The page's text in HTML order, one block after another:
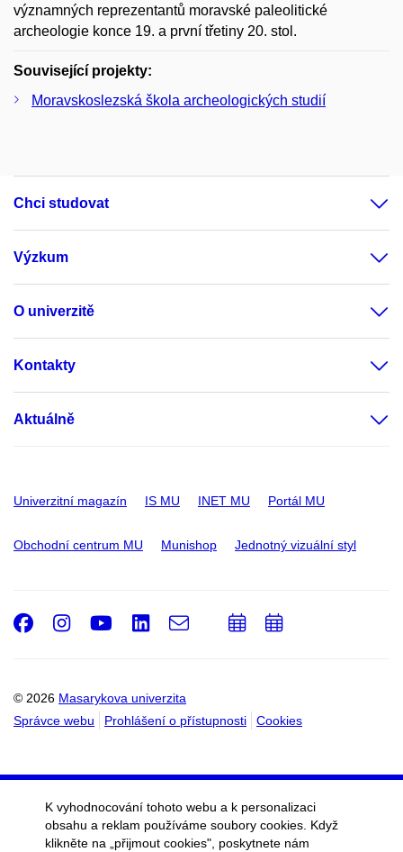
významných reprezentantů moravské paleolitické
archeologie konce 19. a první třetiny 20. stol.
Související projekty:
Moravskoslezská škola archeologických studií
Chci studovat
Výzkum
O univerzitě
Kontakty
Aktuálně
Univerzitní magazín IS MU INET MU Portál MU
Obchodní centrum MU Munishop Jednotný vizuální styl
© 2026 Masarykova univerzita
Správce webu
Prohlášení o přístupnosti Cookies
Facebook
Instagram
Youtube
LinkedIn
e-
Email
PřidatPřidat
K vyhodnocování tohoto webu a k personalizaci
obsahu a reklam používáme soubory cookies. Když
klikněte na „přijmout cookies", poskytnete nám